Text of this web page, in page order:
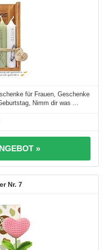
für Frauen, Geschenke
Nimm dir was ...
»
7